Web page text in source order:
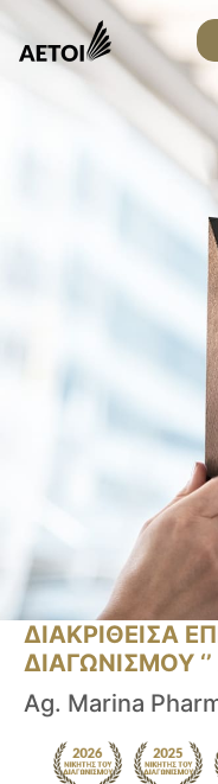
ΔΙΑΚΡΙΘΕΙΣΑ
ΔΙΑΓΩΝΙΣΜΟΥ ‘’
Ag. Marina